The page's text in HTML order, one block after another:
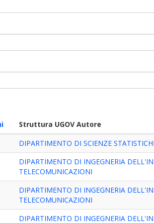
Struttura UGOV Autore
DIPARTIMENTO DI SCIENZE
DIPARTIMENTO DI INGEGNERIA
TELECOMUNICAZIONI
DIPARTIMENTO DI INGEGNERIA
TELECOMUNICAZIONI
DIPARTIMENTO DI INGEGNERIA